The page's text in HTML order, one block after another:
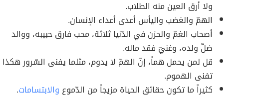
ولا أرق العين منه الطلاب.
الهمّ والغضب واليأس أعدى أعداء الإنسان.
أصحاب الغمّ والحزن في الدّنيا ثلاثة، محب فارق حبيبه، ووالد
ضلّ ولده، وغنيّ فقد ماله.
قل لمن يحمل هماً، إنّ الهمّ لا يدوم، مثلما يفنى السّرور هكذا
تفنى الهموم.
كثيراً ما تكون حقائق الحياة مزيجاً من الدّموع والابتسامات.